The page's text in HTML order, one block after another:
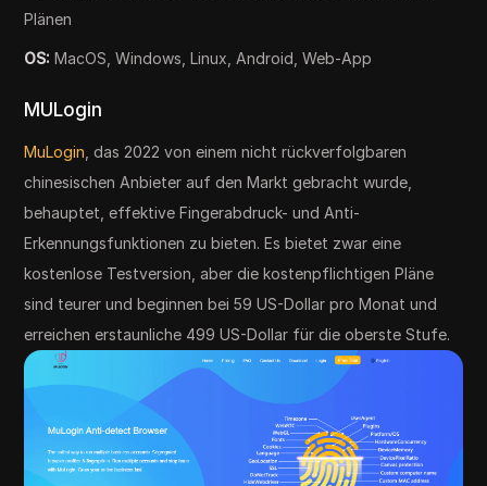
Plänen
OS: MacOS, Windows, Linux, Android, Web-App
MULogin
MuLogin, das 2022 von einem nicht rückverfolgbaren
chinesischen Anbieter auf den Markt gebracht wurde,
behauptet, effektive Fingerabdruck- und Anti-
Erkennungsfunktionen zu bieten. Es bietet zwar eine
kostenlose Testversion, aber die kostenpflichtigen Pläne
sind teurer und beginnen bei 59 US-Dollar pro Monat und
erreichen erstaunliche 499 US-Dollar für die oberste Stufe.